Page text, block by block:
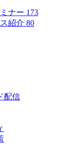
ナー 173
紹介 80
配信